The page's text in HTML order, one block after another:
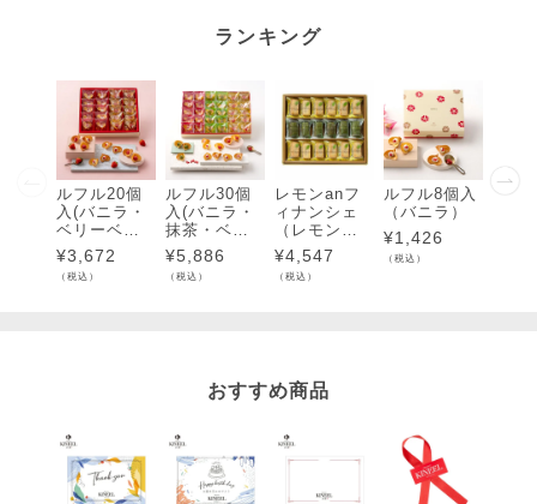
ランキング
ルフル20個
入(バニラ・
ベリーベリ
ー)各10個入
¥3,672
（税込）
ルフル30個
入(バニラ・
抹茶・ベリ
ーベリー)各1
0個入
¥5,886
（税込）
レモンanフ
ィナンシェ
（レモン・
抹茶）18個
入
¥4,547
（税込）
ルフル8個入
（バニラ）
¥1,426
（税込）
おすすめ商品